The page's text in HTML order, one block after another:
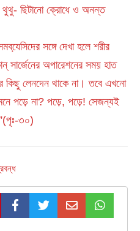
থুথু- ছিটানো ক্রোধে ও অনন্ত
সঙ্গে দেখা হলে শরীর
সার্জেনের অপারেশনের সময় হাত
কিছু লেনদেন থাকে না। তবে এখনো
পড়ে না? পড়ে, পড়ে! সেজন্যই
৩০)